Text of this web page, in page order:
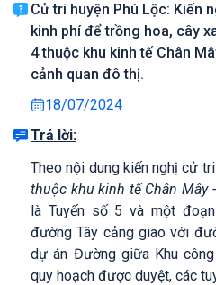
Cử tri huyện Phú Lộc: Kiến
kinh phí để trồng hoa, cây
4 thuộc khu kinh tế Chân
cảnh quan đô thị.
18/07/2024
Trả lời:
Theo nội dung kiến nghị cử tri
thuộc khu kinh tế Chân Mây -
là Tuyến số 5 và một
đường Tây cảng giao với
dự án Đường giữa Khu
quy hoạch được duyệt, các